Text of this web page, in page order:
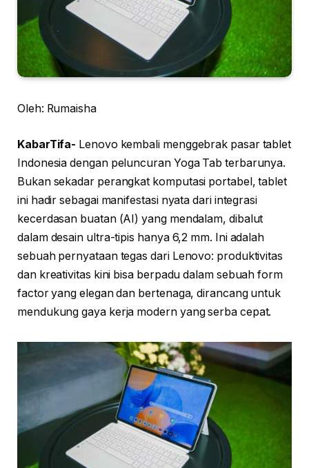
Oleh: Rumaisha
KabarTifa- Lenovo kembali menggebrak pasar tablet
Indonesia dengan peluncuran Yoga Tab terbarunya.
Bukan sekadar perangkat komputasi portabel, tablet
ini hadir sebagai manifestasi nyata dari integrasi
kecerdasan buatan (AI) yang mendalam, dibalut
dalam desain ultra-tipis hanya 6,2 mm. Ini adalah
sebuah pernyataan tegas dari Lenovo: produktivitas
dan kreativitas kini bisa berpadu dalam sebuah form
factor yang elegan dan bertenaga, dirancang untuk
mendukung gaya kerja modern yang serba cepat.